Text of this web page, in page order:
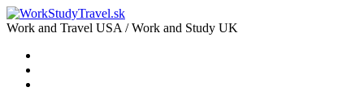
Work and Travel USA / Work and Study UK